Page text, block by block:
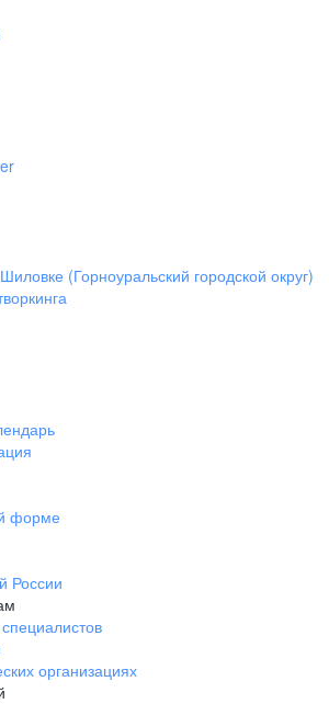
(Горноуральский городской округ)
форме
России
организациях